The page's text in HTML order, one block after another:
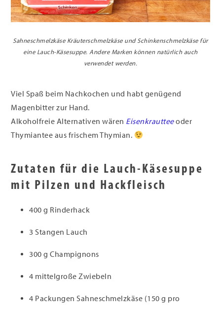
Sahneschmelzkäse Kräuterschmelzkäse und Schinkenschmelzkäse für
eine Lauch-Käsesuppe. Andere Marken können natürlich auch
verwendet werden.
Viel Spaß beim Nachkochen und habt genügend
Magenbitter zur Hand.
Alkoholfreie Alternativen wären Eisenkrautteeoder
Thymiantee aus frischem Thymian.
Zutaten für die Lauch-Käsesuppe
mit Pilzen und Hackfleisch
400 g Rinderhack
3 Stangen Lauch
300 g Champignons
4 mittelgroße Zwiebeln
4 Packungen Sahneschmelzkäse (150 g pro